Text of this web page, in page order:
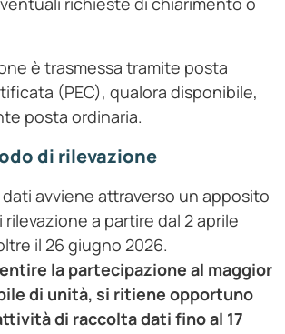
è trasmessa tramite posta
(PEC), qualora disponibile,
posta ordinaria.
di rilevazione
avviene attraverso un apposito
a partire dal 2 aprile
il 26 giugno 2026.
la partecipazione al maggior
di unità, si ritiene opportuno
di raccolta dati fino al 17